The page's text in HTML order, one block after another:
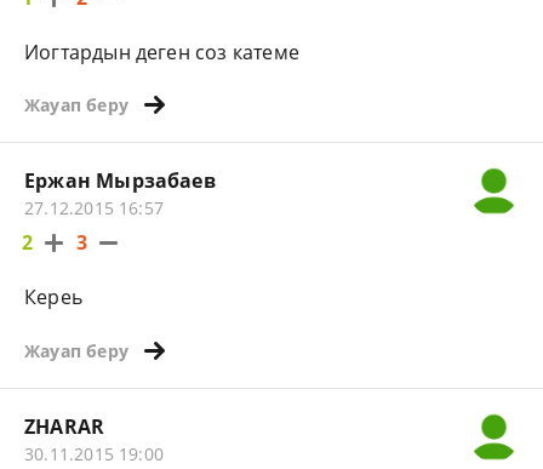
Иогтардын деген соз катеме
Жауап беру
Ержан Мырзабаев
27.12.2015 16:57
2 3
Кереь
Жауап беру
ZHARAR
30.11.2015 19:00